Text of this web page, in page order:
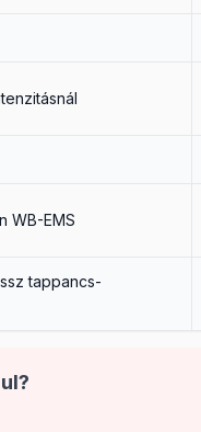
WB-EMS
tappancs-